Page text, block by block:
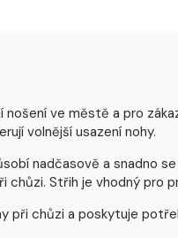
nošení ve městě a pro
volnější usazení nohy.
nadčasově a snadno
Střih je vhodný pro
při chůzi a poskytuje